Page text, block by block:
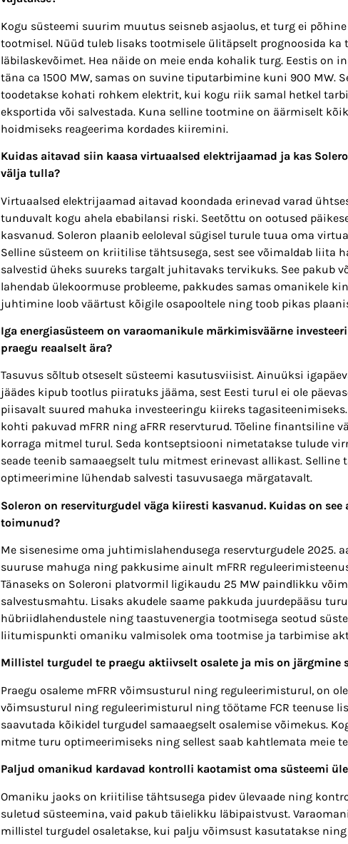
Kogu süsteemi suurim muutus seisneb asjaolus, et turg ei
tootmisel. Nüüd tuleb lisaks tootmisele ülitäpselt prognoosida
läbilaskevõimet. Hea näide on meie enda kohalik turg. Eestis on
täna ca 1500 MW, samas on suvine tiputarbimine kuni 900 MW.
toodetakse kohati rohkem elektrit, kui kogu riik samal hetkel
eksportida või salvestada. Kuna selline tootmine on äärmiselt
hoidmiseks reageerima kordades kiiremini.
Kuidas aitavad siin kaasa virtuaalsed elektrijaamad ja kas
välja tulla?
Virtuaalsed elektrijaamad aitavad koondada erinevad varad
tunduvalt kogu ahela ebabilansi riski. Seetõttu on ootused
kasvanud. Soleron plaanib eeloleval sügisel turule tuua oma
Selline süsteem on kriitilise tähtsusega, sest see võimaldab liita
salvestid üheks suureks targalt juhitavaks tervikuks. See pakub
lahendab ülekoormuse probleeme, pakkudes samas omanikele
juhtimine loob väärtust kõigile osapooltele ning toob pikas
Iga energiasüsteem on varaomanikule märkimisväärne
praegu reaalselt ära?
Tasuvus sõltub otseselt süsteemi kasutusviisist. Ainuüksi
jäädes kipub tootlus piiratuks jääma, sest Eesti turul ei ole
piisavalt suured mahuka investeeringu kiireks
kohti pakuvad mFRR ning aFRR reservturud. Tõeline finantsiline
korraga mitmel turul. Seda kontseptsiooni nimetatakse tulude
seade teenib samaaegselt tulu mitmest erinevast allikast.
optimeerimine lühendab salvesti tasuvusaega märgatavalt.
Soleron on reserviturgudel väga kiiresti kasvanud. Kuidas on
toimunud?
Me sisenesime oma juhtimislahendusega reservturgudele 2025.
suuruse mahuga ning pakkusime ainult mFRR
Tänaseks on Soleroni platvormil ligikaudu 25 MW paindlikku
salvestusmahtu. Lisaks akudele saame pakkuda juurdepääsu
hübriidlahendustele ning taastuvenergia tootmisega seotud
liitumispunkti omaniku valmisolek oma tootmise ja tarbimise
Millistel turgudel te praegu aktiivselt osalete ja mis on järgmine
Praegu osaleme mFRR võimsusturul ning reguleerimisturul, on
võimsusturul ning reguleerimisturul ning töötame FCR teenuse
saavutada kõikidel turgudel samaaegselt osalemise võimekus.
mitme turu optimeerimiseks ning sellest saab kahtlemata meie
Paljud omanikud kardavad kontrolli kaotamist oma süsteemi
Omaniku jaoks on kriitilise tähtsusega pidev ülevaade ning
suletud süsteemina, vaid pakub täielikku läbipaistvust.
millistel turgudel osaletakse, kui palju võimsust kasutatakse